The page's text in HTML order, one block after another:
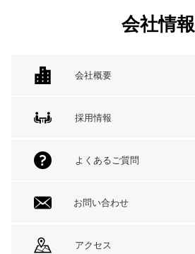
会社情報
会社概要
採用情報
よくあるご質問
お問い合わせ
アクセス